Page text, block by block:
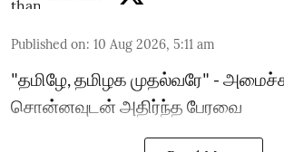
Published on: 10 Aug 2026, 5:11 am
"தமிழே, தமிழக முதல்வரே" -
சொன்னவுடன் அதிர்ந்த பேரவை